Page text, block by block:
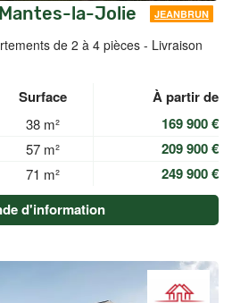
Mantes-la-Jolie JEANBRUN
de 2 à 4 pièces - Livraison
Surface À partir de
38 m² 169 900 €
57 m² 209 900 €
71 m²
249 900 €
d'information